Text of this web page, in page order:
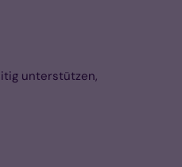
unterstützen,